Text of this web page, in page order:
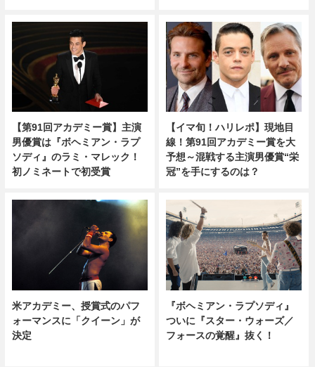
【第91回アカデミー賞】主演
男優賞は『ボヘミアン・ラプ
ソディ』のラミ・マレック！
初ノミネートで初受賞
【イマ旬！ハリレポ】現地目
線！第91回アカデミー賞を大
予想～混戦する主演男優賞“栄
冠”を手にするのは？
米アカデミー、授賞式のパフ
ォーマンスに「クイーン」が
決定
『ボヘミアン・ラプソディ』
ついに『スター・ウォーズ／
フォースの覚醒』抜く！